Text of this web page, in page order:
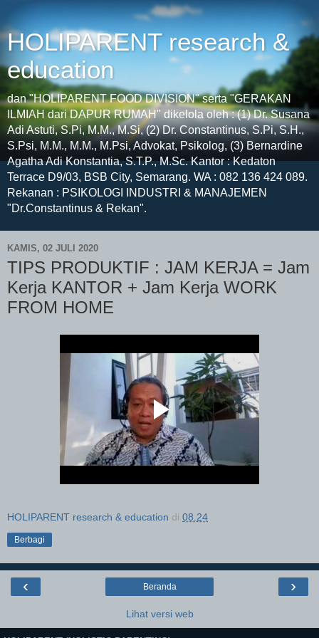
HOLIPARENT research &
education
dan "HOLIPARENT FOOD DIVISION" serta "GERAKAN
ILMIAH dari DAPUR RUMAH" dikelola oleh : (1) Dr. Susana
Adi Astuti, S.Pi, M.M., M.Si, (2) Dr. Constantinus, S.Pi, S.H.,
S.Psi, M.M., M.M., M.Psi, Advokat, Psikolog, (3) Bernardine
Agatha Adi Konstantia, S.T.P., M.Sc. Kantor : Kedaton
Terrace D9/03, BSB City, Semarang. WA : 082 136 424 089.
Rekanan : PSIKOLOGI INDUSTRI & MANAJEMEN
"Dr.Constantinus & Rekan".
KAMIS, 02 JULI 2020
TIPS PRODUKTIF : JAM KERJA = Jam
Kerja KANTOR + Jam Kerja WORK
FROM HOME
HOLIPARENT research & education di 08.24
Berbagi
‹ ›
Beranda
Lihat versi web